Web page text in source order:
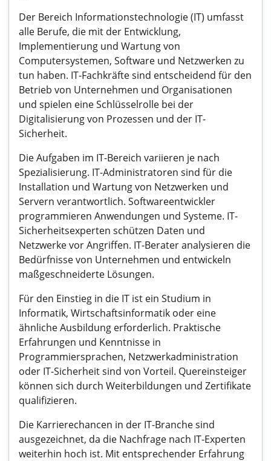
Der Bereich Informationstechnologie (IT) umfasst
alle Berufe, die mit der Entwicklung,
Implementierung und Wartung von
Computersystemen, Software und Netzwerken zu
tun haben. IT-Fachkräfte sind entscheidend für den
Betrieb von Unternehmen und Organisationen
und spielen eine Schlüsselrolle bei der
Digitalisierung von Prozessen und der IT-
Sicherheit.
Die Aufgaben im IT-Bereich variieren je nach
Spezialisierung. IT-Administratoren sind für die
Installation und Wartung von Netzwerken und
Servern verantwortlich. Softwareentwickler
programmieren Anwendungen und Systeme. IT-
Sicherheitsexperten schützen Daten und
Netzwerke vor Angriffen. IT-Berater analysieren die
Bedürfnisse von Unternehmen und entwickeln
maßgeschneiderte Lösungen.
Für den Einstieg in die IT ist ein Studium in
Informatik, Wirtschaftsinformatik oder eine
ähnliche Ausbildung erforderlich. Praktische
Erfahrungen und Kenntnisse in
Programmiersprachen, Netzwerkadministration
oder IT-Sicherheit sind von Vorteil. Quereinsteiger
können sich durch Weiterbildungen und Zertifikate
qualifizieren.
Die Karrierechancen in der IT-Branche sind
ausgezeichnet, da die Nachfrage nach IT-Experten
weiterhin hoch ist. Mit entsprechender Erfahrung